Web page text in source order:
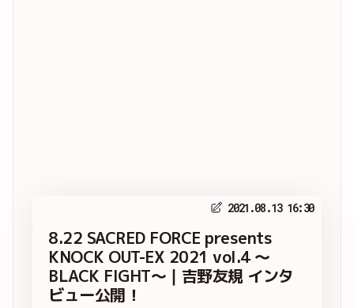
2021.08.13 16:30
8.22 SACRED FORCE presents
KNOCK OUT-EX 2021 vol.4 ～
BLACK FIGHT～｜吉野友規 インタ
ビュー公開！